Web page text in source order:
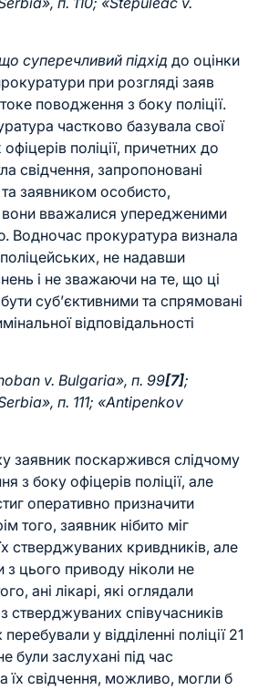
суперечливий підхід до оцінки
при розгляді заяв
поводження з боку поліції.
частково базувала свої
поліції, причетних до
свідчення, запропоновані
заявником особисто,
вважалися упередженими
Водночас прокуратура визнала
не надавши
і не зважаючи на те, що ці
суб’єктивними та спрямовані
відповідальності
v. Bulgaria», п. 99[7];
п. 111; «Antipenkov
заявник поскаржився слідчому
з боку офіцерів поліції, але
оперативно призначити
того, заявник нібито міг
стверджуваних кривдників, але
з цього приводу ніколи не
ані лікарі, які оглядали
стверджуваних співучасників
у відділенні поліції 21
були заслухані під час
їх свідчення, можливо, могли б